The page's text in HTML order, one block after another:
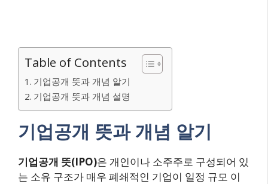
Table of Contents
기업공개 뜻과 개념 알기
기업공개 뜻과 개념 설명
기업공개 뜻과 개념 알기
기업공개 뜻(IPO)은 개인이나 소주주로 구성되어 있
는 소유 구조가 매우 폐쇄적인 기업이 일정 규모 이